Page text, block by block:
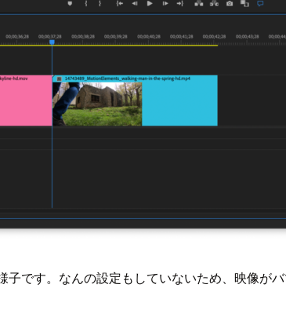
です。なんの設定もしていないため、映像が